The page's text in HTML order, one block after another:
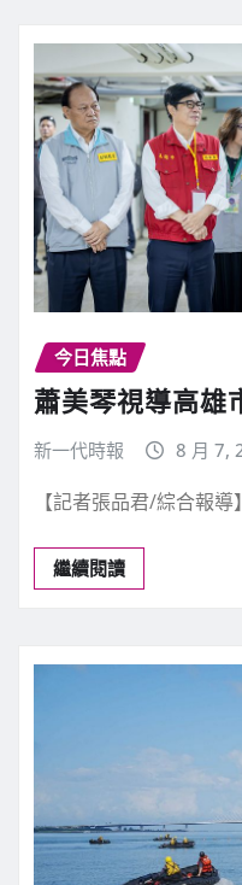
今日焦點
蕭美琴視導高雄
新一代時報 8 月 7,
【記者張品君/綜合報
繼續閱讀